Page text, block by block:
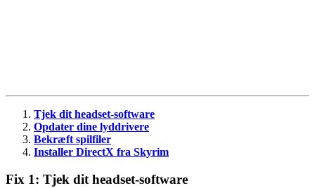
Tjek dit headset-software
Opdater dine lyddrivere
Bekræft spilfiler
Installer DirectX fra Skyrim
Fix 1: Tjek dit headset-software